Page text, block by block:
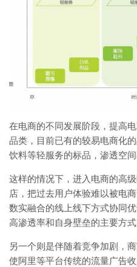
在电商的不同发展阶段，提高
品类，目前已有的较易电商化
饮料等轻服务的标品，渗透空间
这样的情况下，进入电商的高
店，把过去用户体验难以被电
数实融合的线上线下方式协同
高渗透率和自身壁垒的主要方式
另一个则是伴随着竞争加剧，
使阿里等平台传统的流量广告